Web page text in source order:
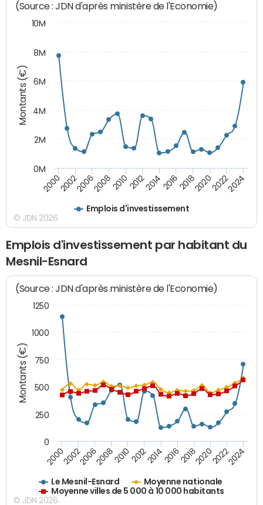
Montants (€)
(Source : JDN d'après ministère de l'Economie)
Emplois d'investissement
200020022006200820102012201420162018202020222024
0M
2M
4M
6M
8M
10M
© JDN 2026
Emplois d'investissement par habitant du
Mesnil-Esnard
Montants (€)
(Source : JDN d'après ministère de l'Economie)
Le Mesnil-Esnard
Moyenne nationale
Moyenne villes de 5 000 à 10 000 habitants
200020022006200820102012201420162018202020222024
0
250
500
750
1000
1250
© JDN 2026